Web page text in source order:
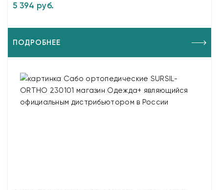
5 394 руб.
ПОДРОБНЕЕ